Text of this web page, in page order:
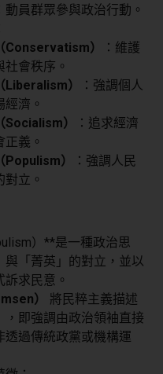
動員群眾參與政治行動。
Conservatism）
：維護
會秩序。
Liberalism）
：強調個人
濟。
）
：追求經濟
義。
Populism）
：強調人民
立。
）**是一種政治思
與「菁英」的對立，並以
求民意。
）
將民粹主義描述
，即強調由政治領袖直接
透過傳統政黨或機構運